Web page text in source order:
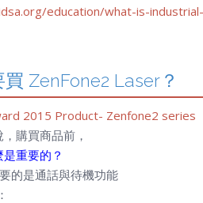
education/what-is-
ZenFone2 Laser？
2015 Product- Zenfone2 series
購買商品前，
重要的？
的是通話與待機功能